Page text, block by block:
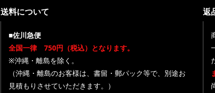
送料について
■佐川急便
全国一律 750円（税込）となります。
※沖縄・離島を除く。
（沖縄・離島のお客様は、書留・郵パック等で、別途お
見積もりさせていただきます。）
返